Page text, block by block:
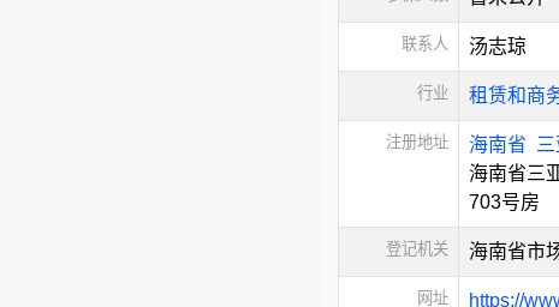
联系人 汤志琼
行业 租赁和商
注册地址 海南省
海南省三
703号房
登记机关 海南省市
网址 https://